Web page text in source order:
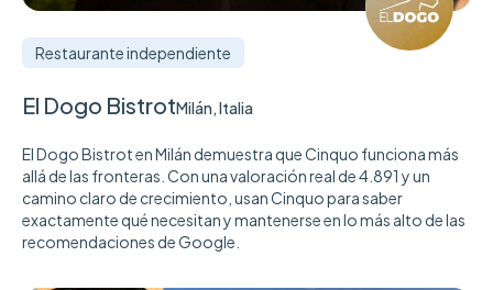
Restaurante independiente
El Dogo BistrotMilán, Italia
El Dogo Bistrot en Milán demuestra que Cinquo funciona más
allá de las fronteras. Con una valoración real de 4.891 y un
camino claro de crecimiento, usan Cinquo para saber
exactamente qué necesitan y mantenerse en lo más alto de las
recomendaciones de Google.